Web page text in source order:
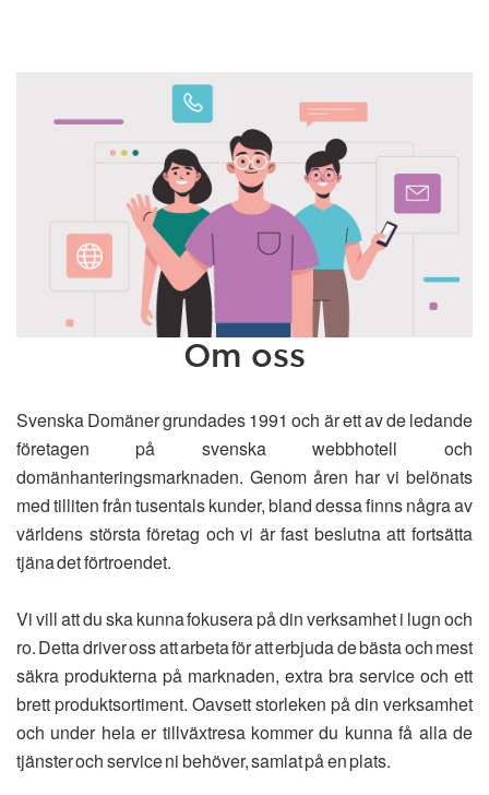
Om oss
Svenska Domäner grundades 1991 och är ett av de ledande
företagen på svenska webbhotell och
domänhanteringsmarknaden. Genom åren har vi belönats
med tilliten från tusentals kunder, bland dessa finns några av
världens största företag och vi är fast beslutna att fortsätta
tjäna det förtroendet.
Vi vill att du ska kunna fokusera på din verksamhet i lugn och
ro. Detta driver oss att arbeta för att erbjuda de bästa och mest
säkra produkterna på marknaden, extra bra service och ett
brett produktsortiment. Oavsett storleken på din verksamhet
och under hela er tillväxtresa kommer du kunna få alla de
tjänster och service ni behöver, samlat på en plats.